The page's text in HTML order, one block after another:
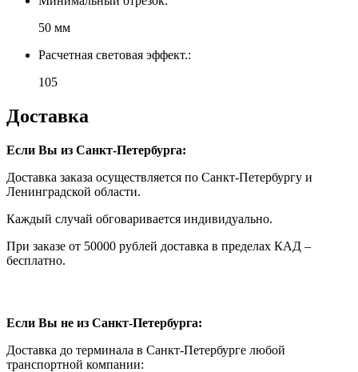
50 мм
Расчетная световая эффект.:
105
Доставка
Если Вы из Санкт-Петербурга:
Доставка заказа осуществляется по Санкт-Петербургу и
Ленинградской области.
Каждый случай обговаривается индивидуально.
При заказе от 50000 рублей доставка в пределах КАД –
бесплатно.
Если Вы не из Санкт-Петербурга:
Доставка до терминала в Санкт-Петербурге любой
транспортной компании: